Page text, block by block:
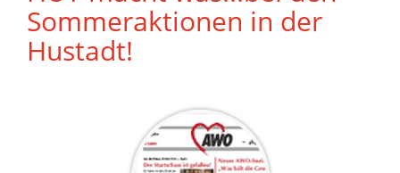
Sommeraktionen in der
Hustadt!